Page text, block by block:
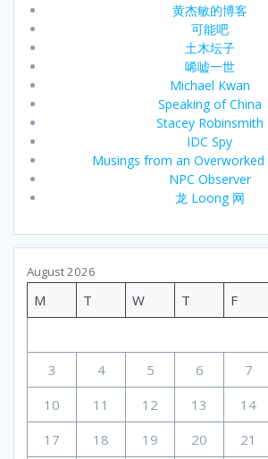
黄杰敏的博客
可能吧
土木坛子
唏嘘一世
Michael Kwan
Speaking of China
Stacey Robinsmith
IDC Spy
Musings from an
NPC Observer
龙 Loong 网
August 2026
M T W T F
3
4 5 6 7
10
11 12 13 14
17
18 19 20 21